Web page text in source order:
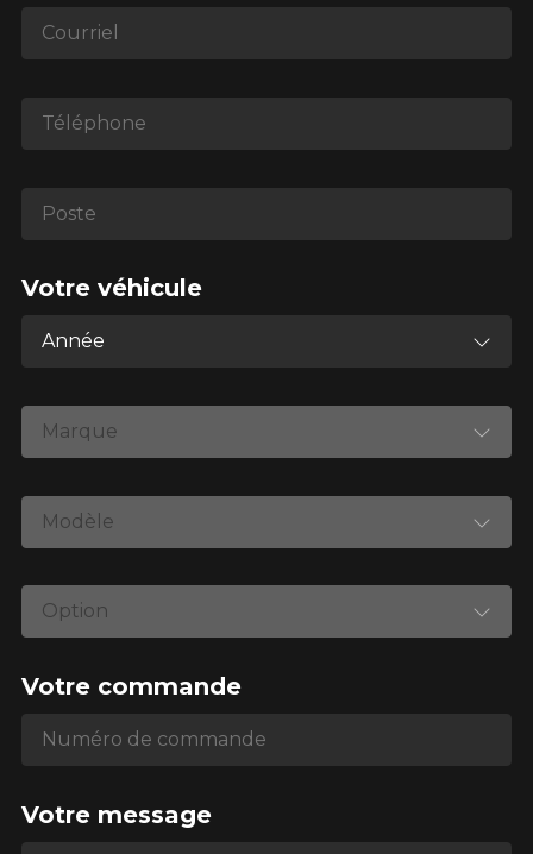
Votre véhicule
Marque
Modèle
Option
Votre commande
Votre message
l'exactitude de l'information sur votre véhicule directement
avant de commander.